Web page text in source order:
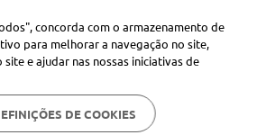
Médis
concorda com o armazenamento de
para melhorar a navegação no site,
e ajudar nas nossas iniciativas de
DE COOKIES